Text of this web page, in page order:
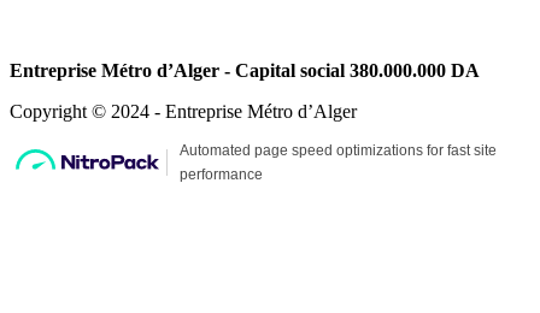
Entreprise Métro d’Alger - Capital social 380.000.000 DA
Copyright © 2024 - Entreprise Métro d’Alger